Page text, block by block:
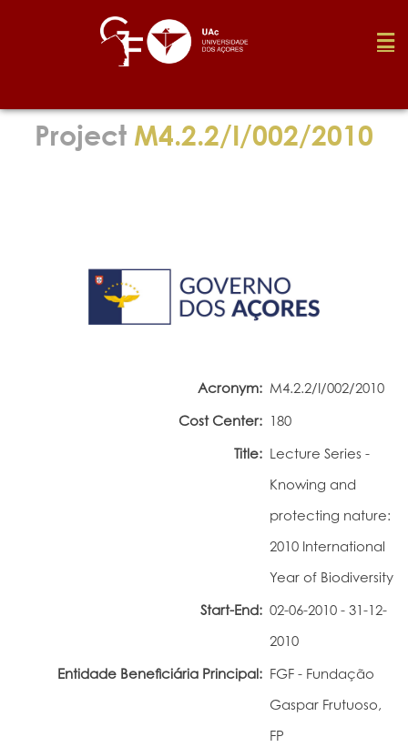
Foundation
Project M4.2.2/I/002/2010
Acronym: M4.2.2/I/002/2010
Cost Center: 180
Title: Lecture Series -
Knowing and
protecting nature:
2010 International
Year of Biodiversity
Start-End: 02-06-2010 - 31-12-
2010
Entidade Beneficiária Principal: FGF - Fundação
Gaspar Frutuoso,
FP